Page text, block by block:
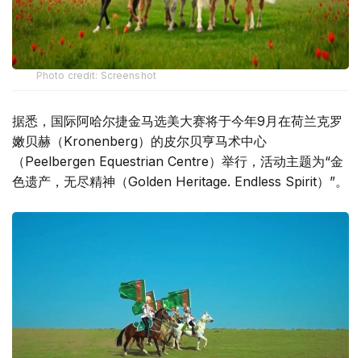
Phоtо credit: Screenshot
据悉，国际阿哈尔捷金马选美大赛将于今年9月在荷兰克罗
嫩贝赫（Kronenberg）的皮尔贝亨马术中心
（Peelbergen Equestrian Centre）举行，活动主题为“金
色遗产，无尽精神（Golden Heritage. Endless Spirit）”。